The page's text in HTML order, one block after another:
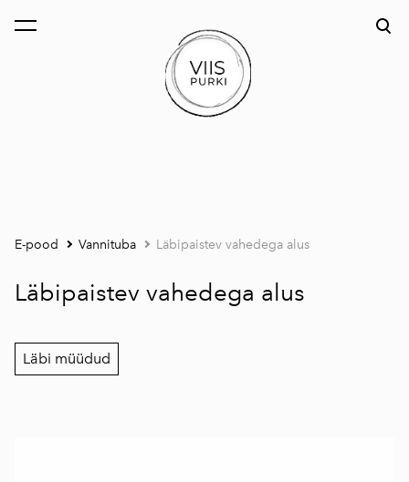
lisati ostukorvi. Vaata ostukorvi
E-pood Vannituba Läbipaistev vahedega alus
Läbipaistev vahedega alus
Läbi müüdud